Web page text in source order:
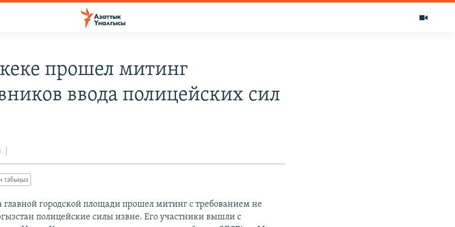
прошел митинг
ввода полицейских сил
табыңыз
городской площади прошел митинг с требованием не
полицейские силы извне. Его участники вышли с